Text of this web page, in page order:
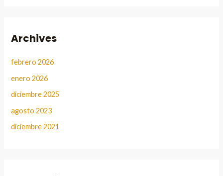
Archives
febrero 2026
enero 2026
diciembre 2025
agosto 2023
diciembre 2021